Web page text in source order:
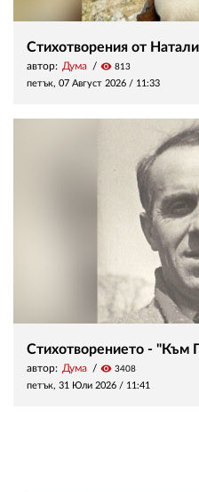
Стихотворения от
автор: Дума visibility 813
петък, 07 Август 2026 / 11:33
Стихотворението - "Към
автор: Дума visibility 3408
петък, 31 Юли 2026 / 11:41